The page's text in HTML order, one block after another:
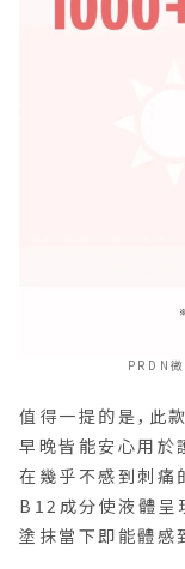
PRDN
值得一提的是，此
早晚皆能安心用於
在幾乎不感到刺痛
B12成分使液體呈
塗抹當下即能體感